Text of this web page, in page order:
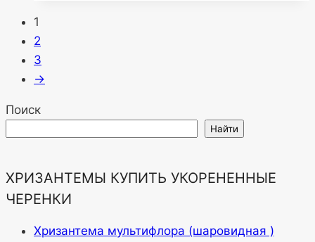
1
2
3
→
Поиск
Найти
ХРИЗАНТЕМЫ КУПИТЬ УКОРЕНЕННЫЕ
ЧЕРЕНКИ
Хризантема мультифлора (шаровидная )